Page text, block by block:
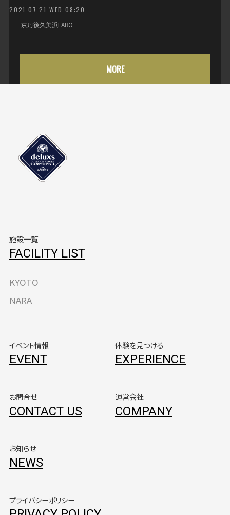
2021.07.21 WED 08:20
京丹後久美浜LABO
MORE
施設一覧
FACILITY LIST
KYOTO
NARA
イベント情報
EVENT
お問合せ
CONTACT US
体験を見つける
EXPERIENCE
運営会社
COMPANY
お知らせ
NEWS
プライバシーポリシー